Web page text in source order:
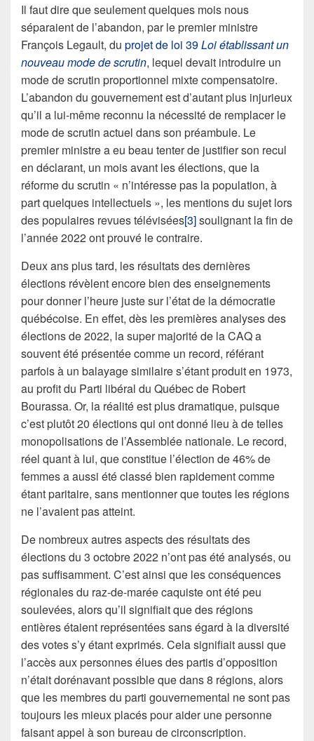
Il faut dire que seulement quelques mois nous
séparaient de l’abandon, par le premier ministre
François Legault, du projet de loi 39Loi établissant un
nouveau mode de scrutin, lequel devait introduire un
mode de scrutin proportionnel mixte compensatoire.
L’abandon du gouvernement est d’autant plus injurieux
qu’il a lui-même reconnu la nécessité de remplacer le
mode de scrutin actuel dans son préambule. Le
premier ministre a eu beau tenter de justifier son recul
en déclarant, un mois avant les élections, que la
réforme du scrutin « n’intéresse pas la population, à
part quelques intellectuels », les mentions du sujet lors
des populaires revues télévisées[3]soulignant la fin de
l’année 2022 ont prouvé le contraire.
Deux ans plus tard, les résultats des dernières
élections révèlent encore bien des enseignements
pour donner l’heure juste sur l’état de la démocratie
québécoise. En effet, dès les premières analyses des
élections de 2022, la super majorité de la CAQ a
souvent été présentée comme un record, référant
parfois à un balayage similaire s’étant produit en 1973,
au profit du Parti libéral du Québec de Robert
Bourassa. Or, la réalité est plus dramatique, puisque
c’est plutôt 20 élections qui ont donné lieu à de telles
monopolisations de l’Assemblée nationale. Le record,
réel quant à lui, que constitue l’élection de 46% de
femmes a aussi été classé bien rapidement comme
étant paritaire, sans mentionner que toutes les régions
ne l’avaient pas atteint.
De nombreux autres aspects des résultats des
élections du 3 octobre 2022 n’ont pas été analysés, ou
pas suffisamment. C’est ainsi que les conséquences
régionales du raz-de-marée caquiste ont été peu
soulevées, alors qu’il signifiait que des régions
entières étaient représentées sans égard à la diversité
des votes s’y étant exprimés. Cela signifiait aussi que
l’accès aux personnes élues des partis d’opposition
n’était dorénavant possible que dans 8 régions, alors
que les membres du parti gouvernemental ne sont pas
toujours les mieux placés pour aider une personne
faisant appel à son bureau de circonscription.